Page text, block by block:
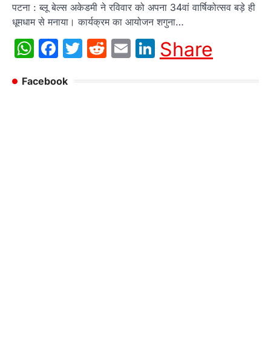
पटना : ब्लू बेल्स अकेडमी ने रविवार को अपना 34वां वार्षिकोत्सव बड़े ही
धूमधाम से मनाया। कार्यक्रम का आयोजन शगुना…
WhatsApp
Facebook
Twitter
Reddit
EmailLinkedIn
Share
Facebook